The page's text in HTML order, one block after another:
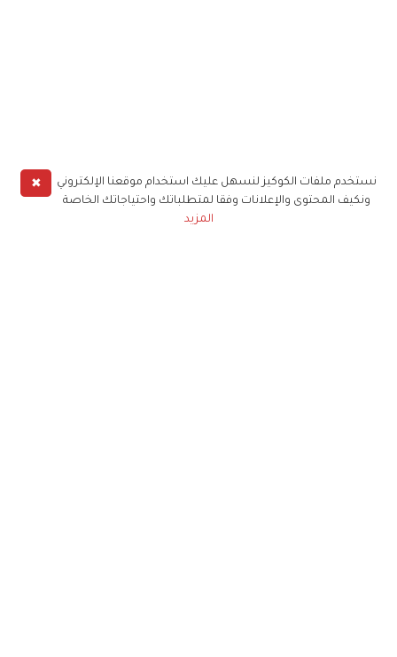
✖
نستخدم ملفات الكوكيز لنسهل عليك استخدام موقعنا الإلكتروني
ونكيف المحتوى والإعلانات وفقا لمتطلباتك واحتياجاتك الخاصة
المزيد